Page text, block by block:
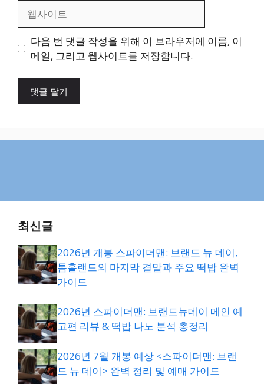
일
트
다음 번 댓글 작성을 위해 이 브라우저에 이름, 이
메일, 그리고 웹사이트를 저장합니다.
최신글
2026년 개봉 스파이더맨: 브랜드 뉴 데이,
톰홀랜드의 마지막 결말과 주요 떡밥 완벽
가이드
2026년 스파이더맨: 브랜드뉴데이 메인 예
고편 리뷰 & 떡밥 나노 분석 총정리
2026년 7월 개봉 예상 <스파이더맨: 브랜
드 뉴 데이> 완벽 정리 및 예매 가이드